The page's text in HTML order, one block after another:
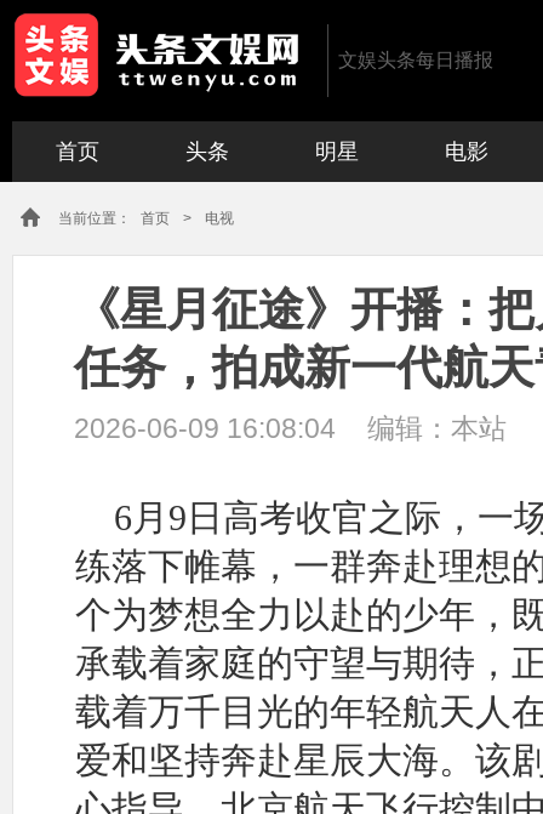
文娱头条每日播报
首页 头条 明星 电影
当前位置： 首页 > 电视
《星月征途》开播：
任务，拍成新一代航
2026-06-09 16:08:04 编辑： 本站
6月9日高考收官之际，一
练落下帷幕，一群奔赴理想
个为梦想全力以赴的少年，
承载着家庭的守望与期待，
载着万千目光的年轻航天人
爱和坚持奔赴星辰大海。该